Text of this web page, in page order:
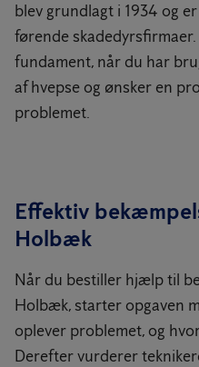
blev grundlagt i 1934 og
førende
fundament, når du har
af hvepse og ønsker en
problemet.
Effektiv
Holbæk
Når du bestiller hjælp til
Holbæk, starter opgaven
oplever problemet, og
Derefter vurderer